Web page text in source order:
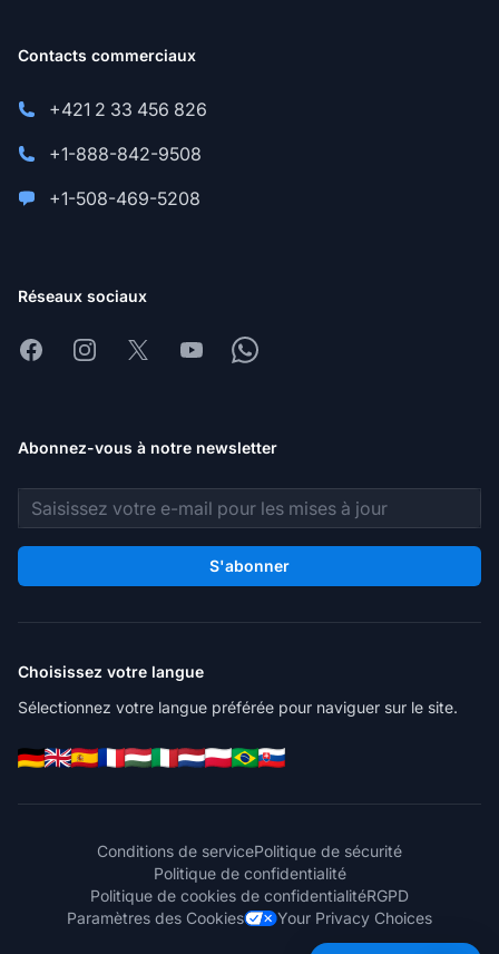
Contacts commerciaux
+421 2 33 456 826
+1-888-842-9508
+1-508-469-5208
Réseaux sociaux
FacebookInstagram
X YoutubeWhatsapp
Abonnez-vous à notre newsletter
Adresse e-mail
S'abonner
Choisissez votre langue
Sélectionnez votre langue préférée pour naviguer sur le site.
Conditions de servicePolitique de sécurité
Politique de confidentialité
Politique de cookies de confidentialitéRGPD
Paramètres des Cookies
Your Privacy Choices